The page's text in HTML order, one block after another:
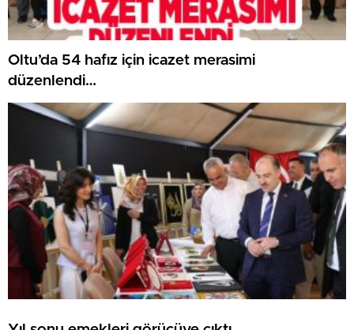
Oltu’da 54 hafız için icazet merasimi
düzenlendi…